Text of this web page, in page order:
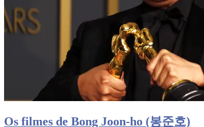
Os filmes de Bong Joon-ho (봉준호)